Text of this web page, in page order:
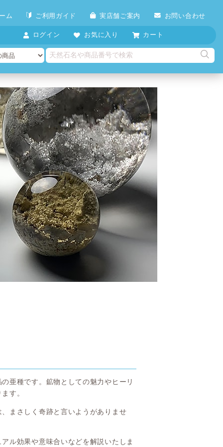
ム ご利用ガイド 実店舗ご案内 お問い合わせ
ログイン お気に入り カート
亜種です。鉱物としての魅力やヒーリ
す。
まさしく奇跡と言いようがありませ
ル効果や意味合いなどを解説いたしま